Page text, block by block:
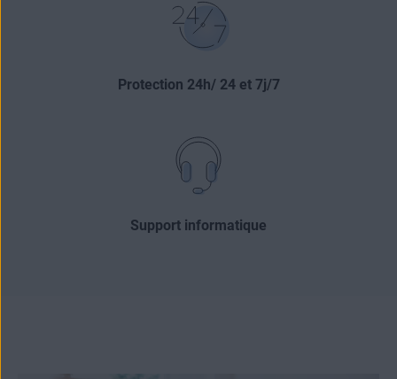
Protection 24h/ 24 et 7j/7
Support informatique